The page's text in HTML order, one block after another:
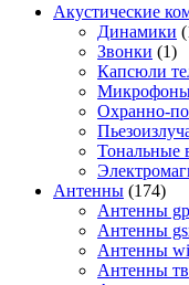
Акустические
Динамики
Звонки (1)
Капсюли
Охранно-
Тональные
Антенны (174)
Антенны
Антенны
Антенны
Антенны тв